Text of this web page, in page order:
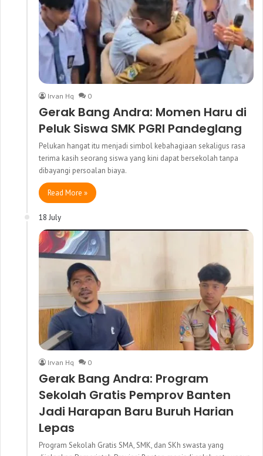
Irvan Hq 0
Gerak Bang Andra: Momen Haru di
Peluk Siswa SMK PGRI Pandeglang
Pelukan hangat itu menjadi simbol kebahagiaan sekaligus rasa
terima kasih seorang siswa yang kini dapat bersekolah tanpa
dibayangi persoalan biaya.
Read More »
18 July
Irvan Hq 0
Gerak Bang Andra: Program
Sekolah Gratis Pemprov Banten
Jadi Harapan Baru Buruh Harian
Lepas
Program Sekolah Gratis SMA, SMK, dan SKh swasta yang